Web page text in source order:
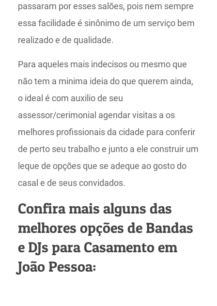
passaram por esses salões, pois nem sempre
essa facilidade é sinônimo de um serviço bem
realizado e de qualidade.
Para aqueles mais indecisos ou mesmo que
não tem a minima ideia do que querem ainda,
o ideal é com auxilio de seu
assessor/cerimonial agendar visitas a os
melhores profissionais da cidade para conferir
de perto seu trabalho e junto a ele construir um
leque de opções que se adeque ao gosto do
casal e de seus convidados.
Confira mais alguns das
melhores opções de Bandas
e DJs para Casamento em
João Pessoa: